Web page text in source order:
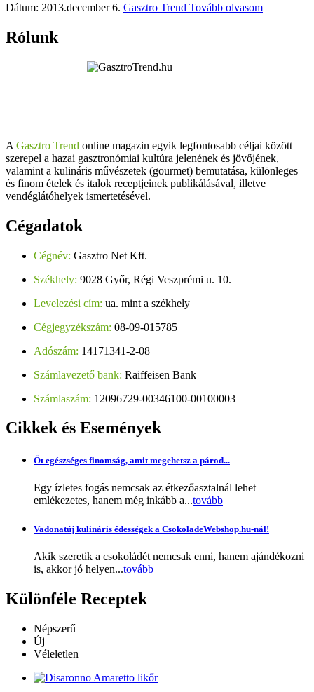
Dátum: 2013.december 6. Gasztro Trend Tovább olvasom
Rólunk
A Gasztro Trend online magazin egyik legfontosabb céljai között
szerepel a hazai gasztronómiai kultúra jelenének és jövőjének,
valamint a kulináris művészetek (gourmet) bemutatása, különleges
és finom ételek és italok receptjeinek publikálásával, illetve
vendéglátóhelyek ismertetésével.
Cégadatok
Cégnév: Gasztro Net Kft.
Székhely: 9028 Győr, Régi Veszprémi u. 10.
Levelezési cím: ua. mint a székhely
Cégjegyzékszám: 08-09-015785
Adószám: 14171341-2-08
Számlavezető bank: Raiffeisen Bank
Számlaszám: 12096729-00346100-00100003
Cikkekés Események
Öt egészséges finomság, amit megehetsz a párod...
Egy ízletes fogás nemcsak az étkezőasztalnál lehet
emlékezetes, hanem még inkább a...tovább
Vadonatúj kulináris édességek a CsokoladeWebshop.hu-nál!
Akik szeretik a csokoládét nemcsak enni, hanem ajándékozni
is, akkor jó helyen...tovább
Különféle Receptek
Népszerű
Új
Véleletlen